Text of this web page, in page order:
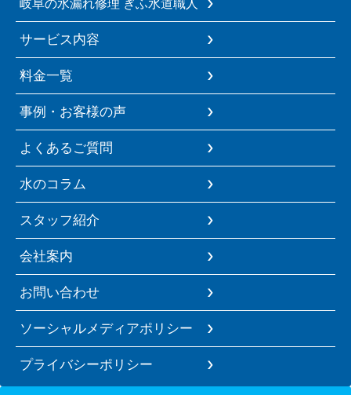
岐阜の水漏れ修理 ぎふ水道職人
サービス内容
料金一覧
事例・お客様の声
よくあるご質問
水のコラム
スタッフ紹介
会社案内
お問い合わせ
ソーシャルメディアポリシー
プライバシーポリシー